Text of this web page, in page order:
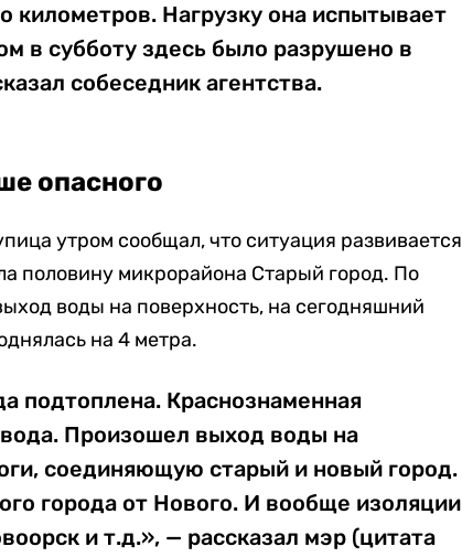
километров. Нагрузку она испытывает
в субботу здесь было разрушено в
собеседник агентства.
опасного
утром сообщал, что ситуация развивается
половину микрорайона Старый город. По
воды на поверхность, на сегодняшний
на 4 метра.
подтоплена. Краснознаменная
Произошел выход воды на
соединяющую старый и новый город.
города от Нового. И вообще изоляции
и т.д.», — рассказал мэр (цитата